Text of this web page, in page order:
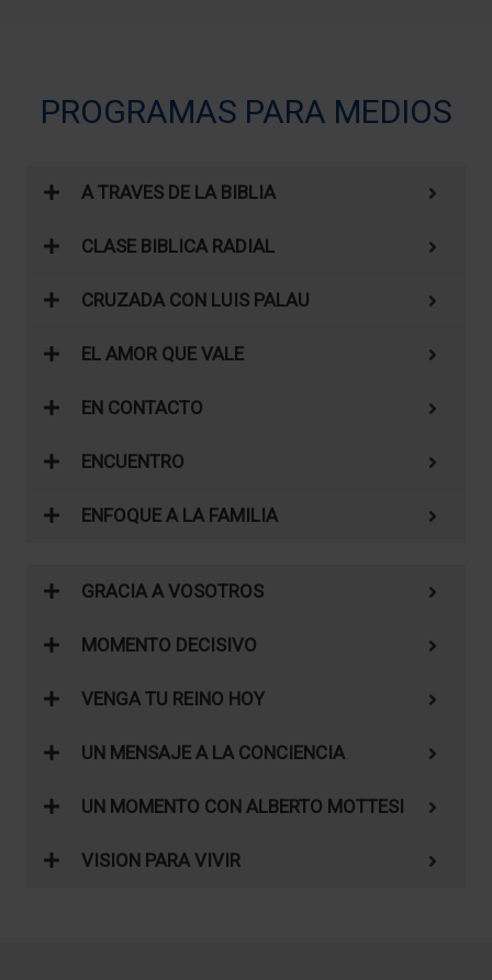
PROGRAMAS PARA MEDIOS
A TRAVES DE LA BIBLIA
CLASE BIBLICA RADIAL
CRUZADA CON LUIS PALAU
EL AMOR QUE VALE
EN CONTACTO
ENCUENTRO
ENFOQUE A LA FAMILIA
GRACIA A VOSOTROS
MOMENTO DECISIVO
VENGA TU REINO HOY
UN MENSAJE A LA CONCIENCIA
UN MOMENTO CON ALBERTO MOTTESI
VISION PARA VIVIR